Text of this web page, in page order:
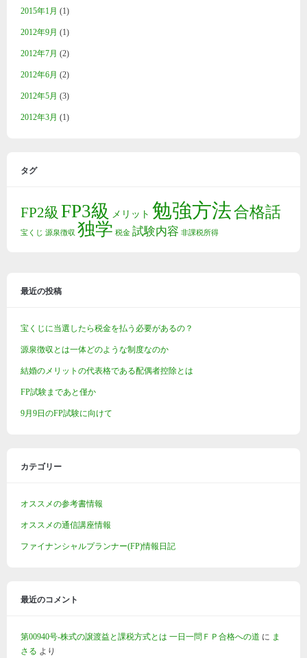
2015年1月 (1)
2012年9月 (1)
2012年7月 (2)
2012年6月 (2)
2012年5月 (3)
2012年3月 (1)
タグ
FP2級 FP3級 メリット 勉強方法合格話
宝くじ 源泉徴収 独学 税金 試験内容 非課税所得
最近の投稿
宝くじに当選したら税金を払う必要があるの？
源泉徴収とは一体どのような制度なのか
結婚のメリットの代表格である配偶者控除とは
FP試験まであと僅か
9月9日のFP試験に向けて
カテゴリー
オススメの参考書情報
オススメの通信講座情報
ファイナンシャルプランナー(FP)情報日記
最近のコメント
第00940号-株式の譲渡益と課税方式とは 一日一問ＦＰ合格への道 に ま
さる より